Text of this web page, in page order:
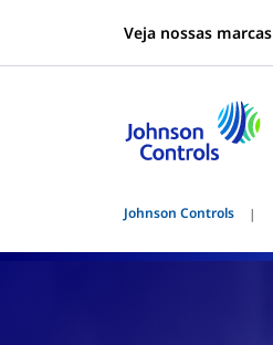
Veja nossas marcas
Johnson Controls